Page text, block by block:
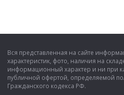
Вся представленная на сайте
характеристик, фото, наличия на
информационный характер и ни при
публичной офертой, определяемой
Гражданского кодекса РФ.